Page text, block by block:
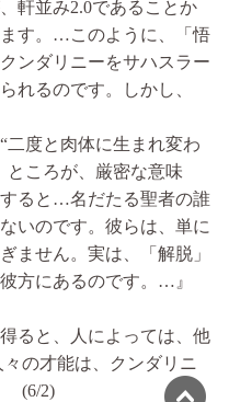
軒並み2.0であることか
す。…このように、「悟
ンダリニーをサハスラー
れるのです。しかし、
度と肉体に生まれ変わ
ところが、厳密な意味
ると…名だたる聖者の誰
いのです。彼らは、単に
ません。実は、「解脱」
方にあるのです。…』
ると、人によっては、他
の才能は、クンダリニ
(6/2)